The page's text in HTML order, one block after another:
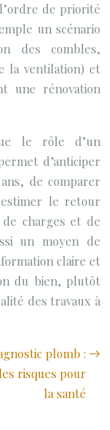
de priorité
un scénario
des combles,
la ventilation) et
une rénovation
le rôle d’un
d’anticiper
de comparer
le retour
charges et de
un moyen de
claire et
du bien, plutôt
des travaux à
plomb :
risques pour
la santé